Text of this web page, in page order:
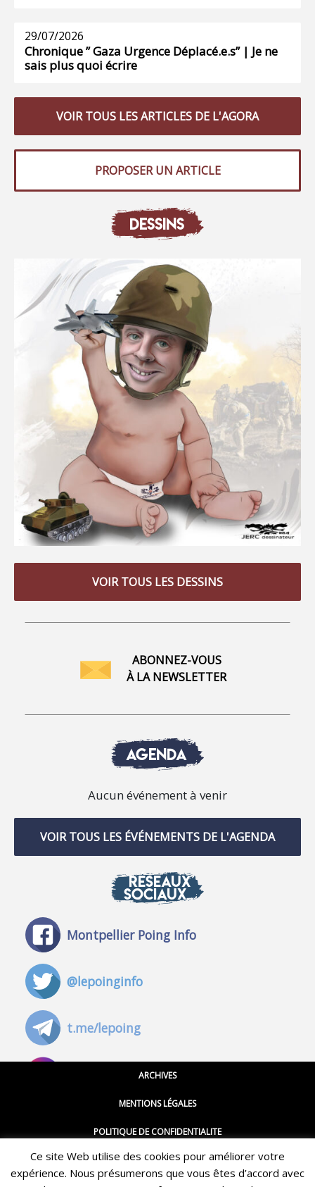
29/07/2026
Chronique ” Gaza Urgence Déplacé.e.s” | Je ne
sais plus quoi écrire
VOIR TOUS LES ARTICLES DE L'AGORA
PROPOSER UN ARTICLE
DESSINS
VOIR TOUS LES DESSINS
ABONNEZ-VOUS
À LA NEWSLETTER
AGENDA
Aucun événement à venir
VOIR TOUS LES ÉVÉNEMENTS DE L'AGENDA
RÉSEAUX
SOCIAUX
Montpellier Poing Info
@lepoinginfo
t.me/lepoing
@montpellierpoinginfo
@LePoingMontpellier
ARCHIVES
MENTIONS LÉGALES
POLITIQUE DE CONFIDENTIALITE
CGU
Ce site Web utilise des cookies pour améliorer votre
expérience. Nous présumerons que vous êtes d’accord avec